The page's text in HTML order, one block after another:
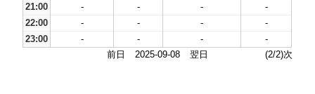
21:00
- - -
-
22:00
- - -
-
23:00
- - -
-
前日
2025-09-08 翌日 (2/2)次